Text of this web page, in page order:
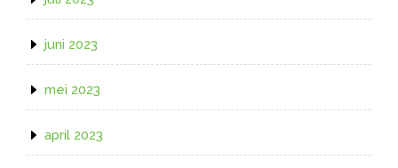
juni 2023
mei 2023
april 2023